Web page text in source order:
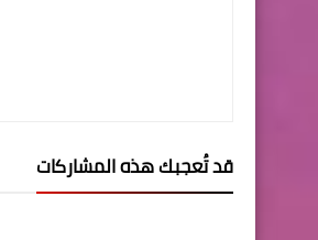
قد تُعجبك هذه المشاركات